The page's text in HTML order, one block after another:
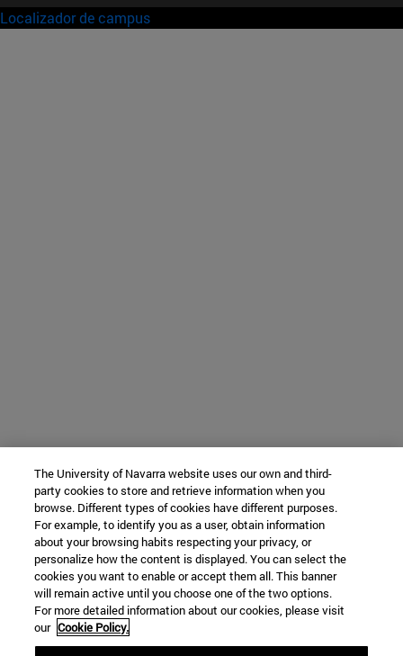
Localizador de campus
The University of Navarra website uses our own and third-
party cookies to store and retrieve information when you
browse. Different types of cookies have different purposes.
For example, to identify you as a user, obtain information
about your browsing habits respecting your privacy, or
personalize how the content is displayed. You can select the
cookies you want to enable or accept them all. This banner
will remain active until you choose one of the two options.
For more detailed information about our cookies, please visit
our Cookie Policy.